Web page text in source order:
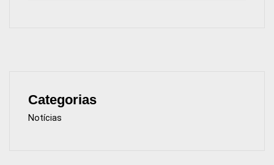
Categorias
Notícias